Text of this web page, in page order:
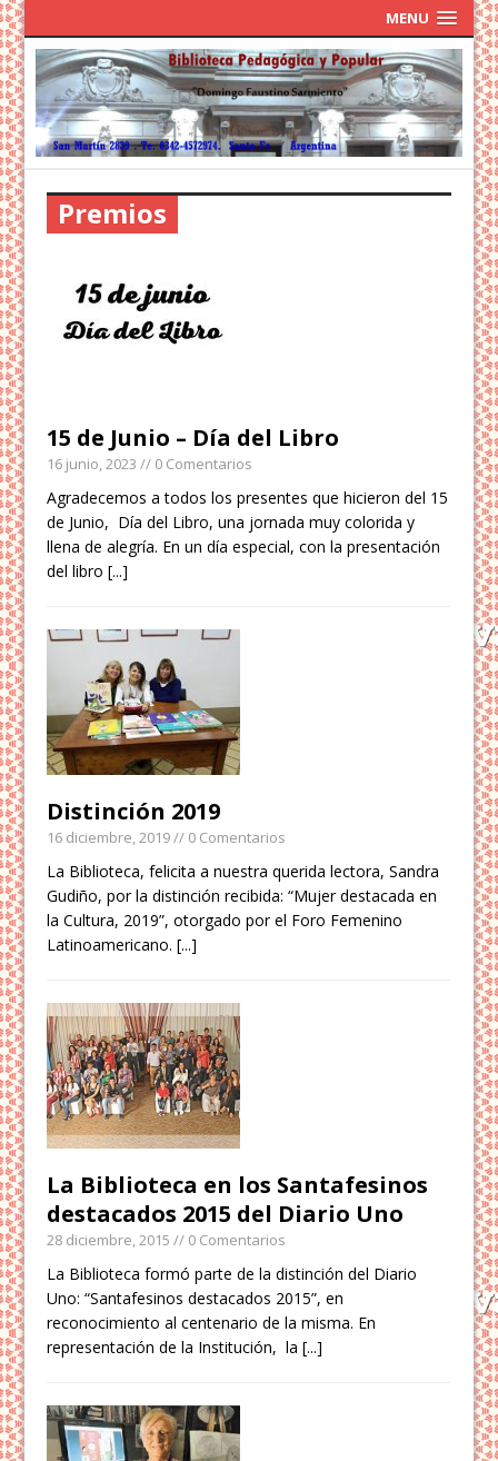
MENU
Premios
15 de Junio – Día del Libro
16 junio, 2023 // 0 Comentarios
Agradecemos a todos los presentes que hicieron del 15
de Junio, Día del Libro, una jornada muy colorida y
llena de alegría. En un día especial, con la presentación
del libro[...]
Distinción 2019
16 diciembre, 2019// 0 Comentarios
La Biblioteca, felicita a nuestra querida lectora, Sandra
Gudiño, por la distinción recibida: “Mujer destacada en
la Cultura, 2019”, otorgado por el Foro Femenino
Latinoamericano.[...]
La Biblioteca en los Santafesinos
destacados 2015 del Diario Uno
28 diciembre, 2015 // 0 Comentarios
La Biblioteca formó parte de la distinción del Diario
Uno: “Santafesinos destacados 2015”, en
reconocimiento al centenario de la misma. En
representación de la Institución, la[...]